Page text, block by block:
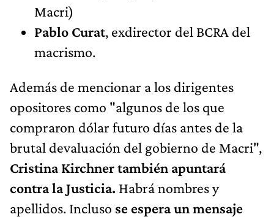
Macri)
Pablo Curat, exdirector del BCRA del
macrismo.
Además de mencionar a los dirigentes
opositores como "algunos de los que
compraron dólar futuro días antes de la
brutal devaluación del gobierno de Macri",
Cristina Kirchner también apuntará
contra la Justicia. Habrá nombres y
apellidos. Incluso se espera un mensaje